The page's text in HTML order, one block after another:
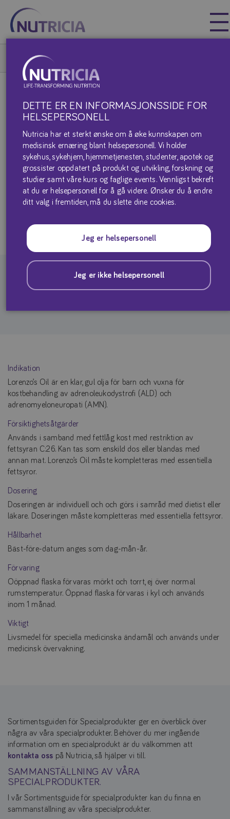
Nutricia
Nutricia
Nutricia Våre Produkter
DETTE ER EN INFORMASJONSSIDE FOR
HELSEPERSONELL
Nutricia har et sterkt ønske om å øke kunnskapen om
medisinsk ernæring blant helsepersonell. Vi holder
sykehus, sykehjem, hjemmetjenesten, studenter, apotek og
grossister oppdatert på produkt og utvikling, forskning og
studier samt våre kurs og faglige events. Vennligst bekreft
at du er helsepersonell for å gå videre. Ønsker du å endre
ditt valg i fremtiden, må du slette dine cookies.
Jeg er helsepersonell
Jeg er ikke helsepersonell
LORENZOS OIL
Lorenzo’s Oil är en klar, gul olja för barn och vuxna för
kostbehandling av adrenoleukodystrofi (ALD) och
adrenomyeloneuropati (AMN).
Lorenzo ́s olja är en blandning av 4 delar glycerol trioleate oil
Indikation
Lorenzo’s Oil är en klar, gul olja för barn och vuxna för
kostbehandling av adrenoleukodystrofi (ALD) och
adrenomyeloneuropati (AMN).
Försiktighetsåtgärder
Används i samband med fettlåg kost med restriktion av
fettsyran C:26. Kan tas som enskild dos eller blandas med
annan mat. Lorenzo’s Oil måste kompletteras med essentiella
fettsyror.
Dosering
Doseringen är individuell och och görs i samråd med dietist eller
läkare. Doseringen måste kompletteras med essentiella fettsyror.
Hållbarhet
Bäst-före-datum anges som dag-mån-år.
Förvaring
Oöppnad flaska förvaras mörkt och torrt, ej över normal
rumstemperatur. Öppnad flaska förvaras i kyl och används
inom 1 månad.
Viktigt
Livsmedel för speciella medicinska ändamål och används under
medicinsk övervakning.
Sortimentsguiden för Specialprodukter ger en överblick över
några av våra specialprodukter. Behöver du mer ingående
information om en specialprodukt är du välkommen att
kontakta oss på Nutricia, så hjälper vi till.
SAMMANSTÄLLNING AV VÅRA
SPECIALPRODUKTER.
I vår Sortimentsguide för specialprodukter kan du finna en
sammanställning av våra specialprodukter.